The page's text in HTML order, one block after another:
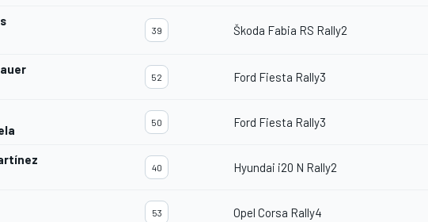
39 Škoda Fabia RS Rally2
52 Ford Fiesta Rally3
50 Ford Fiesta Rally3
40 Hyundai i20 N Rally2
53 Opel Corsa Rally4